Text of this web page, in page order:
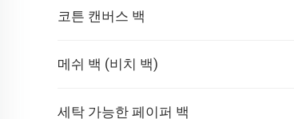
코튼 캔버스 백
메쉬 백 (비치 백)
세탁 가능한 페이퍼 백